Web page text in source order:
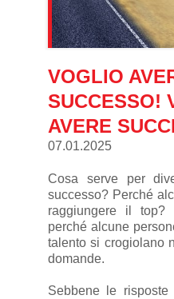
VOGLIO
SUCCESSO!
AVERE
07.01.2025
Cosa serve per
successo? Perché
raggiungere il top?
perché alcune
talento si crogiolano
domande.
Sebbene le